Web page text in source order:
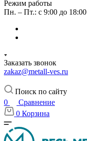
Режим работы
Пн. – Пт.: с 9:00 до 18:00
Заказать звонок
zakaz@metall-ves.ru
Поиск по сайту
0
Сравнение
0 Корзина